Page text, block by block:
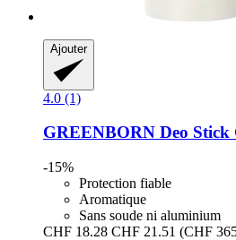
Ajouter
4.0 (1)
GREENBORN Deo Stick
-15%
Protection fiable
Aromatique
Sans soude ni aluminium
CHF 18.28 CHF 21.51 (CHF